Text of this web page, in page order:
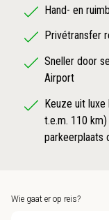
Hand- en
Privétransfer
Sneller door
Airport
Keuze uit
t.e.m. 110
parkeerplaats
Wie gaat er op reis?